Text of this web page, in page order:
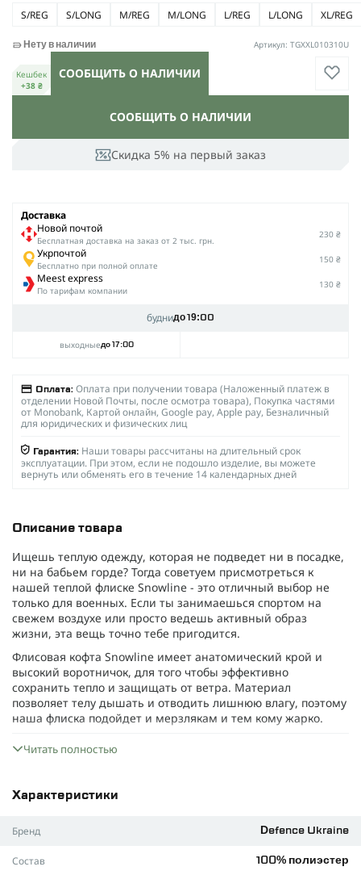
S/REG S/LONG M/REG M/LONG L/REG L/LONG XL/REG
Скидка 5% на первый заказ
СООБЩИТЬ О НАЛИЧИИ
Нету в наличии Артикул: TGXXL010310U
Кешбек
+38 ₴
СООБЩИТЬ О НАЛИЧИИ
Доставка
Новой почтой
Беcплатная доставка на заказ от 2 тыс. грн.
230 ₴
Укрпочтой
Бесплатно при полной оплате
150 ₴
Meest express
По тарифам компании
130 ₴
буднидо 19:00
выходныедо 17:00
Оплата: Оплата при получении товара (Наложенный платеж в
отделении Новой Почты, после осмотра товара), Покупка частями
от Monobank, Картой онлайн, Google pay, Apple pay, Безналичный
для юридических и физических лиц
Гарантия: Наши товары рассчитаны на длительный срок
эксплуатации. При этом, если не подошло изделие, вы можете
вернуть или обменять его в течение 14 календарных дней
Описание товара
Ищешь теплую одежду, которая не подведет ни в посадке,
ни на бабьем горде? Тогда советуем присмотреться к
нашей теплой флиске Snowline - это отличный выбор не
только для военных. Если ты занимаешься спортом на
свежем воздухе или просто ведешь активный образ
жизни, эта вещь точно тебе пригодится.
Флисовая кофта Snowline имеет анатомический крой и
высокий воротничок, для того чтобы эффективно
сохранить тепло и защищать от ветра. Материал
позволяет телу дышать и отводить лишнюю влагу, поэтому
наша флиска подойдет и мерзлякам и тем кому жарко.
Материал
особого ухода. Благодаря этому ты сможешь полностью
дискомфортные ощущения и не бояться что одежда может
подвести в любую минуту.
Флиски Snowline занимают немного места, они очень
Читать полностью
Характеристики
Бренд Defence Ukraine
Состав 100% полиэстер